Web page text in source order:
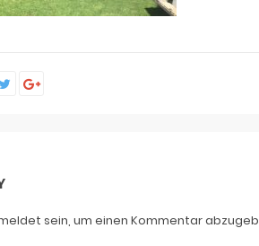
sein, um einen Kommentar